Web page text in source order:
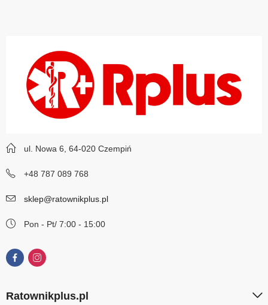
ul. Nowa 6, 64-020 Czempiń
+48 787 089 768
sklep@ratownikplus.pl
Pon - Pt/ 7:00 - 15:00
Ratownikplus.pl